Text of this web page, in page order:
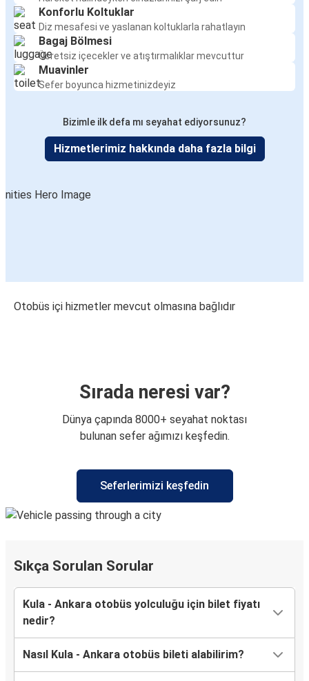
Konforlu Koltuklar
Diz mesafesi ve yaslanan koltuklarla rahatlayın
Bagaj Bölmesi
Ücretsiz içecekler ve atıştırmalıklar mevcuttur
Muavinler
Sefer boyunca hizmetinizdeyiz
Bizimle ilk defa mı seyahat ediyorsunuz?
Hizmetlerimiz hakkında daha fazla bilgi
Otobüs içi hizmetler mevcut olmasına bağlıdır
Sırada neresi var?
Dünya çapında 8000+ seyahat noktası
bulunan sefer ağımızı keşfedin.
Seferlerimizi keşfedin
Sıkça Sorulan Sorular
Kula - Ankara otobüs yolculuğu için bilet fiyatı
nedir?
Nasıl Kula - Ankara otobüs bileti alabilirim?